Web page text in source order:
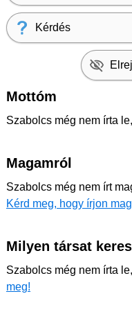
Kérdés
Mottóm
Szabolcs még nem írta
Magamról
Szabolcs még nem írt
Kérd meg, hogy írjon
Milyen társat
Szabolcs még nem írta
meg!